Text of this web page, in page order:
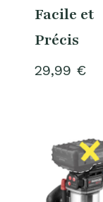
Facile et
Précis
29,99 €